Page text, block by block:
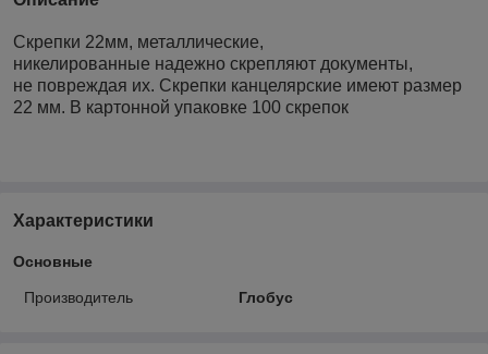
Скрепки 22мм, металлические,
никелированные надежно скрепляют документы,
не повреждая их. Скрепки канцелярские имеют размер
22 мм. В картонной упаковке 100 скрепок
Характеристики
Основные
Производитель Глобус